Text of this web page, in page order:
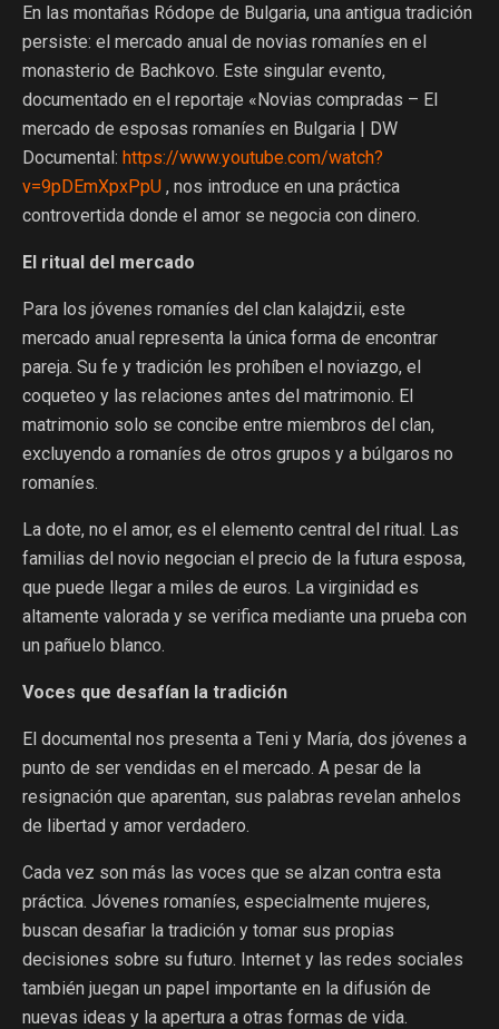
En las montañas Ródope de Bulgaria, una antigua tradición
persiste: el mercado anual de novias romaníes en el
monasterio de Bachkovo. Este singular evento,
documentado en el reportaje «Novias compradas – El
mercado de esposas romaníes en Bulgaria | DW
Documental: https://www.youtube.com/watch?
v=9pDEmXpxPpU , nos introduce en una práctica
controvertida donde el amor se negocia con dinero.
El ritual del mercado
Para los jóvenes romaníes del clan kalajdzii, este
mercado anual representa la única forma de encontrar
pareja. Su fe y tradición les prohíben el noviazgo, el
coqueteo y las relaciones antes del matrimonio. El
matrimonio solo se concibe entre miembros del clan,
excluyendo a romaníes de otros grupos y a búlgaros no
romaníes.
La dote, no el amor, es el elemento central del ritual. Las
familias del novio negocian el precio de la futura esposa,
que puede llegar a miles de euros. La virginidad es
altamente valorada y se verifica mediante una prueba con
un pañuelo blanco.
Voces que desafían la tradición
El documental nos presenta a Teni y María, dos jóvenes a
punto de ser vendidas en el mercado. A pesar de la
resignación que aparentan, sus palabras revelan anhelos
de libertad y amor verdadero.
Cada vez son más las voces que se alzan contra esta
práctica. Jóvenes romaníes, especialmente mujeres,
buscan desafiar la tradición y tomar sus propias
decisiones sobre su futuro. Internet y las redes sociales
también juegan un papel importante en la difusión de
nuevas ideas y la apertura a otras formas de vida.